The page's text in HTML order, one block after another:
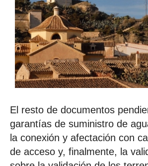
El resto de documentos
garantías de suministro de
la conexión y afectación con
de acceso y, finalmente, la